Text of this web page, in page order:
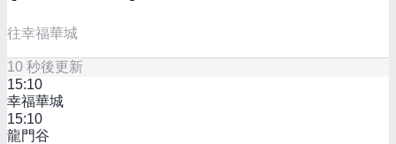
往幸福華城
10 秒後更新
15:10
幸福華城
15:10
龍門谷